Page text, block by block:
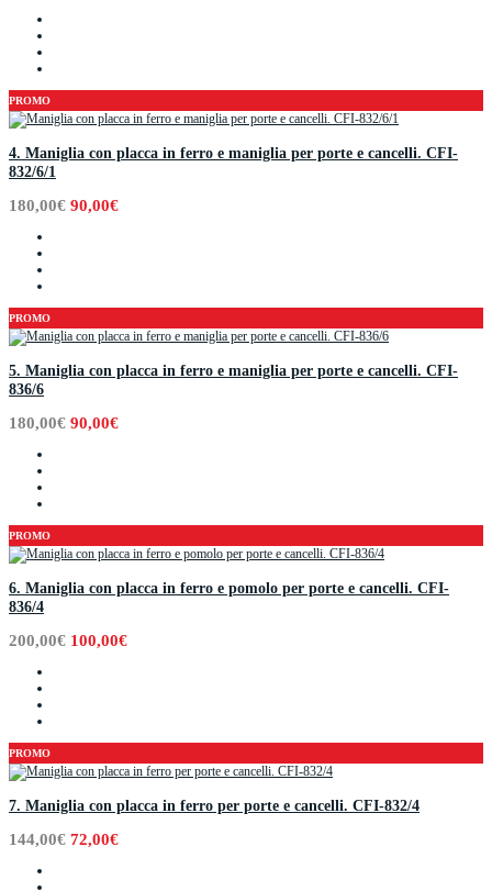
PROMO
4. Maniglia con placca in ferro e maniglia per porte e cancelli. CFI-
832/6/1
180,00€ 90,00€
PROMO
5. Maniglia con placca in ferro e maniglia per porte e cancelli. CFI-
836/6
180,00€ 90,00€
PROMO
6. Maniglia con placca in ferro e pomolo per porte e cancelli. CFI-
836/4
200,00€ 100,00€
PROMO
7. Maniglia con placca in ferro per porte e cancelli. CFI-832/4
144,00€ 72,00€